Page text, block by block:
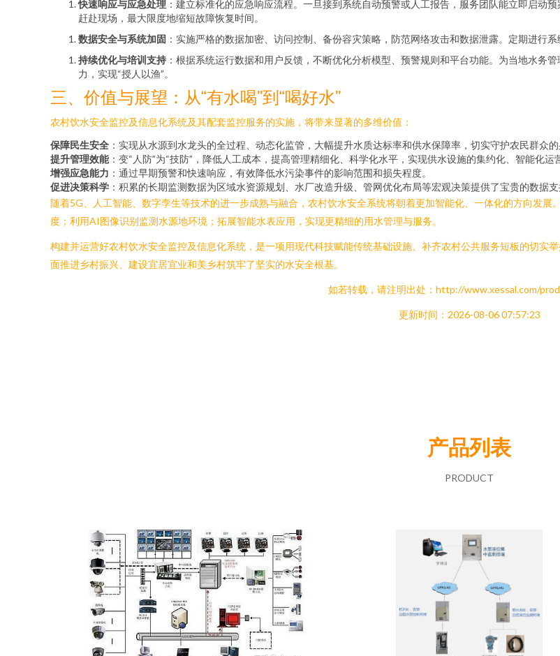
快速响应与应急处理 ：建立标准化的应急响应流程。一旦接到系统自动预警或人工报告，服务团队能立即启动
赶赴现场，最大限度地缩短故障恢复时间。
数据安全与系统加固 ：实施严格的数据加密、访问控制、备份容灾策略，防范网络攻击和数据泄露。定期进行
持续优化与培训支持 ：根据系统运行数据和用户反馈，不断优化分析模型、预警规则和平台功能。为当地水务
力，实现“授人以渔”。
三、价值与展望：从“有水喝”到“喝好水”
农村饮水安全监控及信息化系统及其配套监控服务的实施，将带来显著的多维价值：
保障民生安全 ：实现从水源到水龙头的全过程、动态化监管，大幅提升水质达标率和供水保障率，切实守护农民群众的
提升管理效能：变“人防”为“技防”，降低人工成本，提高管理精细化、科学化水平，实现供水设施的集约化、智能化运
增强应急能力 ：通过早期预警和快速响应，有效降低水污染事件的影响范围和损失程度。
促进决策科学 ：积累的长期监测数据为区域水资源规划、水厂改造升级、管网优化布局等宏观决策提供了宝贵的数据支
随着5G、人工智能、数字孪生等技术的进一步成熟与融合，农村饮水安全系统将朝着更加智能化、一体化的方向发
度；利用AI图像识别监测水源地环境；拓展智能水表应用，实现更精细的用水管理与服务。
构建并运营好农村饮水安全监控及信息化系统，是一项用现代科技赋能传统基础设施、补齐农村公共服务短板的切实
面推进乡村振兴、建设宜居宜业和美乡村筑牢了坚实的水安全根基。
如若转载，请注明出处：http://www.xessal.com/
更新时间：2026-08-06 07:57:23
产品列表
PRODUCT